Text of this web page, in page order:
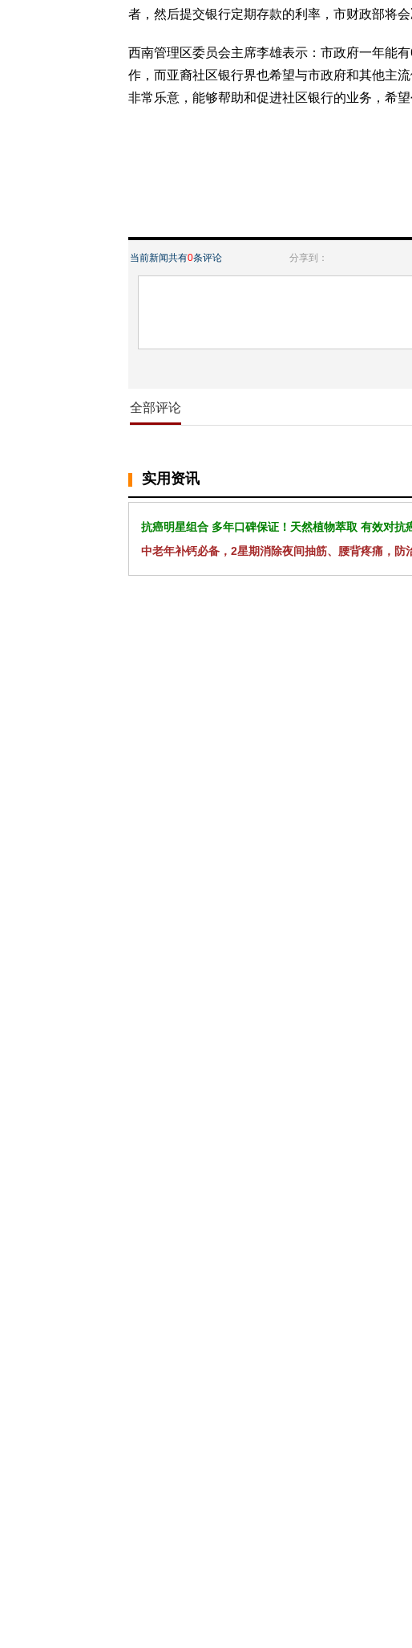
者，然后提交银行定期存款的利率，市财政部将会
西南管理区委员会主席李雄表示：市政府一年能
作，而亚裔社区银行界也希望与市政府和其他主
非常乐意，能够帮助和促进社区银行的业务，希
当前新闻共有0条评论 分享到：
全部评论
实用资讯
抗癌明星组合 多年口碑保证！天然植物萃取 有效对抗
中老年补钙必备，2星期消除夜间抽筋、腰背疼痛，防